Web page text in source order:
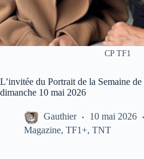
CP TF1
L’invitée du Portrait de la Semaine
dimanche 10 mai 2026
Gauthier
10 mai 2026
Magazine, TF1+, TNT